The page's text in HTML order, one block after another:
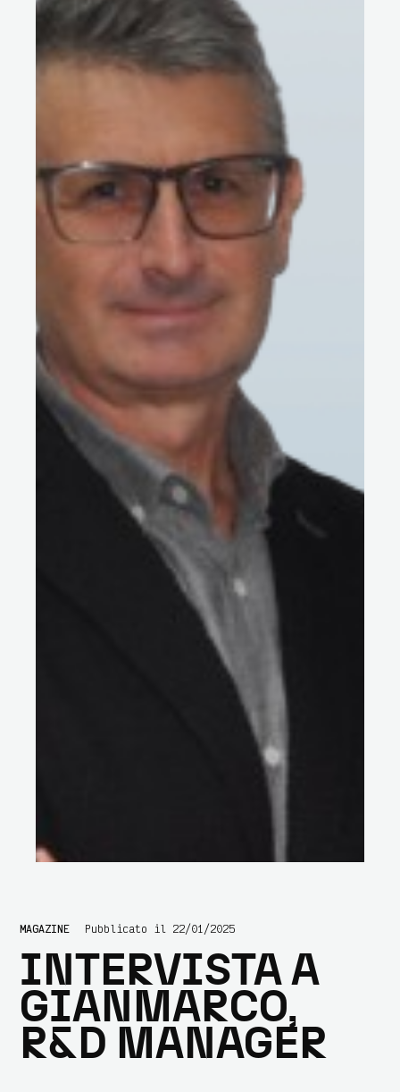
MAGAZINE Pubblicato il 22/01/2025
INTERVISTA A
GIANMARCO,
R&D MANAGER